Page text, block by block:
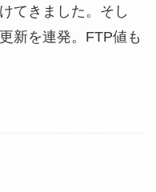
てきました。そし
新を連発。FTP値も